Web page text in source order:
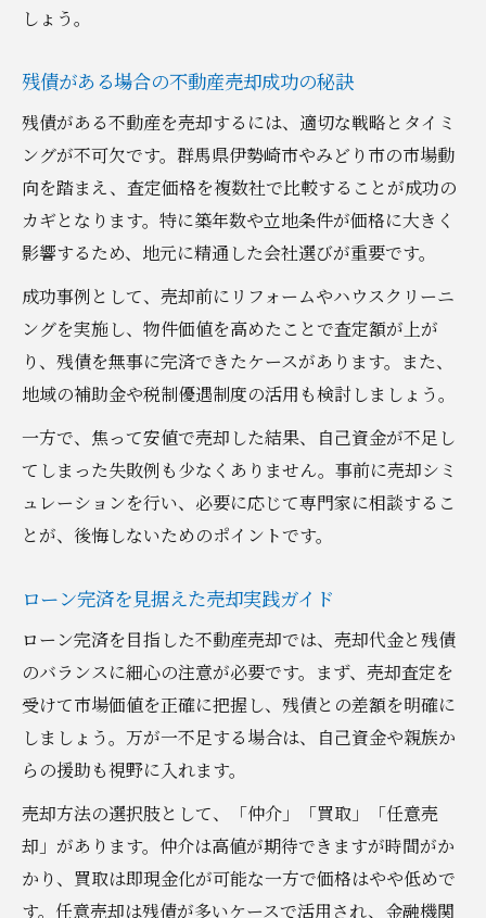
しょう。
残債がある場合の不動産売却成功の秘訣
残債がある不動産を売却するには、適切な戦略とタイミ
ングが不可欠です。群馬県伊勢崎市やみどり市の市場動
向を踏まえ、査定価格を複数社で比較することが成功の
カギとなります。特に築年数や立地条件が価格に大きく
影響するため、地元に精通した会社選びが重要です。
成功事例として、売却前にリフォームやハウスクリーニ
ングを実施し、物件価値を高めたことで査定額が上が
り、残債を無事に完済できたケースがあります。また、
地域の補助金や税制優遇制度の活用も検討しましょう。
一方で、焦って安値で売却した結果、自己資金が不足し
てしまった失敗例も少なくありません。事前に売却シミ
ュレーションを行い、必要に応じて専門家に相談するこ
とが、後悔しないためのポイントです。
ローン完済を見据えた売却実践ガイド
ローン完済を目指した不動産売却では、売却代金と残債
のバランスに細心の注意が必要です。まず、売却査定を
受けて市場価値を正確に把握し、残債との差額を明確に
しましょう。万が一不足する場合は、自己資金や親族か
らの援助も視野に入れます。
売却方法の選択肢として、「仲介」「買取」「任意売
却」があります。仲介は高値が期待できますが時間がか
かり、買取は即現金化が可能な一方で価格はやや低めで
す。任意売却は残債が多いケースで活用され、金融機関